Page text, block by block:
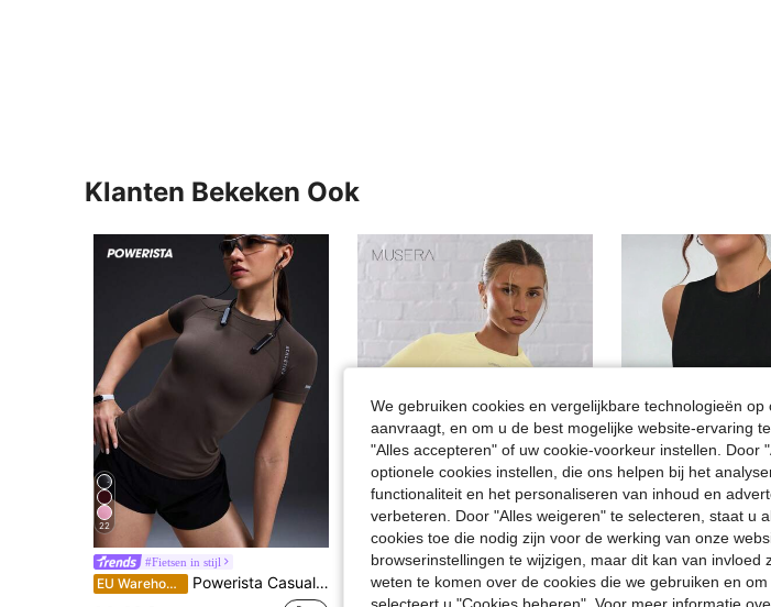
Klanten Bekeken Ook
22
#Fietsen in stijl
EU Warehouse Powerista Casual dames T-shirt met ronde hals en korte mouwen, met letterprint, zomer
#Fietsen in stijl
EU Warehouse Musera Sport Lange mouwen, nauwsluitend model met duimgaten, cropped sporttop, geschikt voor padel, tennis, pickleball en de sportschool. Citroengeel.
Exploreva
EU Warehouse Exploreva Geometrisch Jacquard
We gebruiken cookies en vergelijkbare technologieën
aanvraagt, en om u de best mogelijke website-ervaring
"Alles accepteren" of uw cookie-voorkeur instellen. Door
optionele cookies instellen, die ons helpen bij het
functionaliteit en het personaliseren van inhoud en
verbeteren. Door "Alles weigeren" te selecteren, staat u
cookies toe die nodig zijn voor de werking van onze
browserinstellingen te wijzigen, maar dit kan van
weten te komen over de cookies die we gebruiken en